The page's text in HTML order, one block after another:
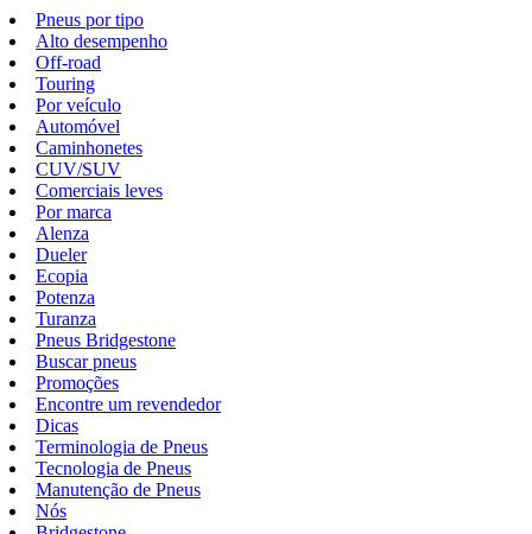
Pneus por tipo
Alto desempenho
Off-road
Touring
Por veículo
Automóvel
Caminhonetes
CUV/SUV
Comerciais leves
Por marca
Alenza
Dueler
Ecopia
Potenza
Turanza
Pneus Bridgestone
Buscar pneus
Promoções
Encontre um revendedor
Dicas
Terminologia de Pneus
Tecnologia de Pneus
Manutenção de Pneus
Nós